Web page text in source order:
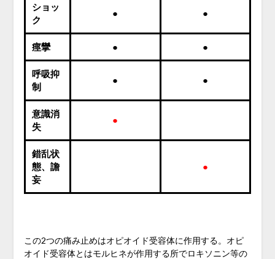
ショッ
ク
● ●
痙攣 ● ●
呼吸抑
制
● ●
意識消
失
●
錯乱状
態、譫
妄
●
この2つの痛み止めはオピオイド受容体に作用する。オピ
オイド受容体とはモルヒネが作用する所でロキソニン等の